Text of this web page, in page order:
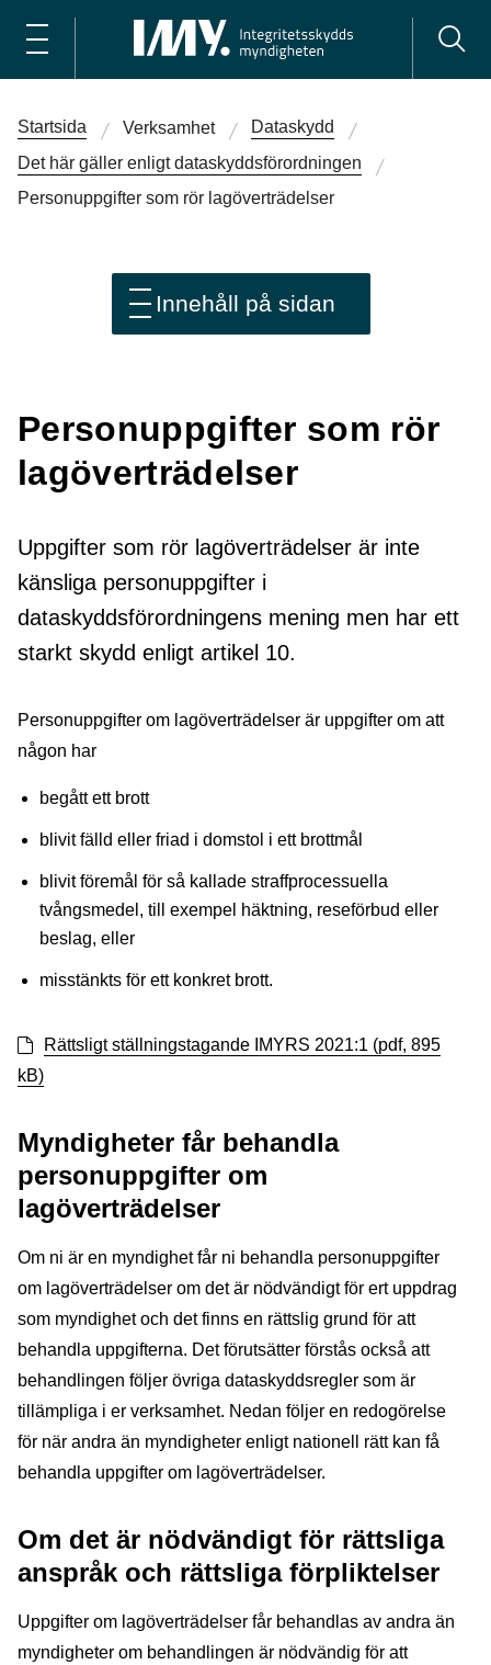
Startsida Verksamhet
Dataskydd
Det här gäller enligt dataskydds­förordningen
Personuppgifter som rör lagöverträdelser
Innehåll på sidan
Personuppgifter som rör
lagöverträdelser
Uppgifter som rör lagöverträdelser är inte
känsliga personuppgifter i
dataskyddsförordningens mening men har ett
starkt skydd enligt artikel 10.
Personuppgifter om lagöverträdelser är uppgifter om att
någon har
begått ett brott
blivit fälld eller friad i domstol i ett brottmål
blivit föremål för så kallade straffprocessuella
tvångsmedel, till exempel häktning, reseförbud eller
beslag, eller
misstänkts för ett konkret brott.
Rättsligt ställningstagande IMYRS 2021:1 (pdf, 895
kB)
Myndigheter får behandla
personuppgifter om
lagöverträdelser
Om ni är en myndighet får ni behandla personuppgifter
om lagöverträdelser om det är nödvändigt för ert uppdrag
som myndighet och det finns en rättslig grund för att
behandla uppgifterna. Det förutsätter förstås också att
behandlingen följer övriga dataskyddsregler som är
tillämpliga i er verksamhet. Nedan följer en redogörelse
för när andra än myndigheter enligt nationell rätt kan få
behandla uppgifter om lagöverträdelser.
Om det är nödvändigt för rättsliga
anspråk och rättsliga förpliktelser
Uppgifter om lagöverträdelser får behandlas av andra än
myndigheter om behandlingen är nödvändig för att